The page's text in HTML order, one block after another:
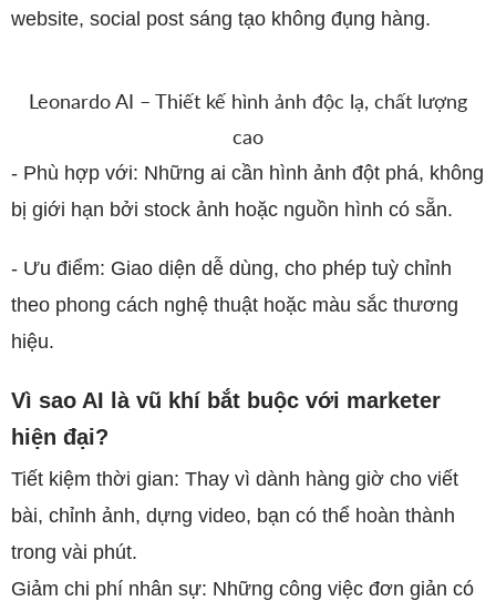
website, social post sáng tạo không đụng hàng.
Leonardo AI – Thiết kế hình ảnh độc lạ, chất lượng
cao
​- Phù hợp với: Những ai cần hình ảnh đột phá, không
bị giới hạn bởi stock ảnh hoặc nguồn hình có sẵn.
- Ưu điểm: Giao diện dễ dùng, cho phép tuỳ chỉnh
theo phong cách nghệ thuật hoặc màu sắc thương
hiệu.
Vì sao AI là vũ khí bắt buộc với marketer
hiện đại?
Tiết kiệm thời gian: Thay vì dành hàng giờ cho viết
bài, chỉnh ảnh, dựng video, bạn có thể hoàn thành
trong vài phút.
Giảm chi phí nhân sự: Những công việc đơn giản có